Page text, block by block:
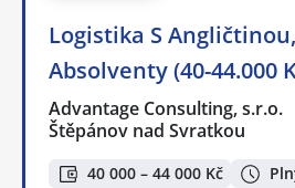
Logistika S
Absolventy (40-44.000
Advantage Consulting, s.r.o.
Štěpánov nad Svratkou
40 000 – 44 000 Kč